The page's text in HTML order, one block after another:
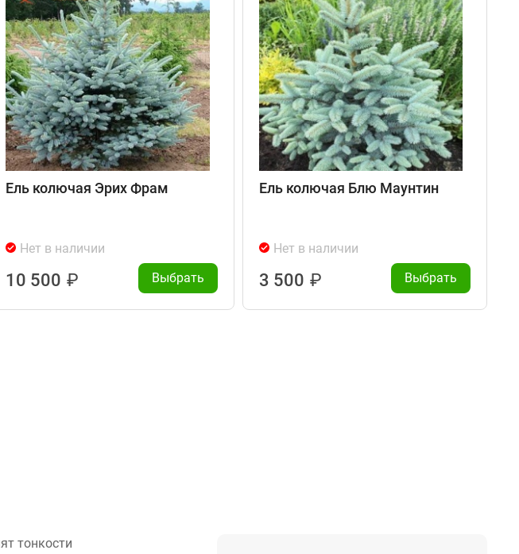
Ель колючая Эрих Фрам
Нет в наличии
10 500 ₽ Выбрать
Ель колючая Блю Маунтин
Нет в наличии
3 500 ₽ Выбрать
тонкости